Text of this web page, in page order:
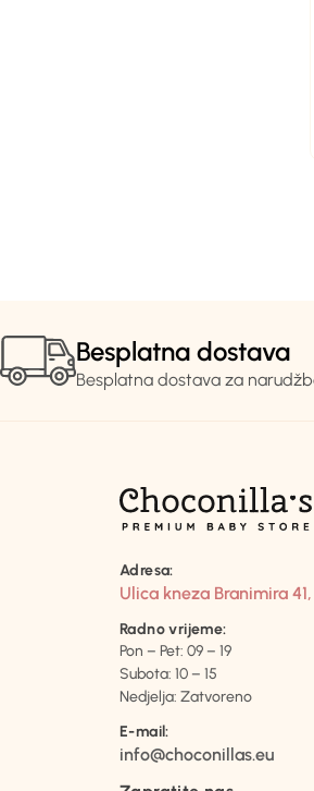
Besplatna dostava
Besplatna dostava za
Adresa:
Ulica kneza Branimira
Radno vrijeme:
Pon – Pet: 09 – 19
Subota: 10 – 15
Nedjelja: Zatvoreno
E-mail:
info@choconillas.eu